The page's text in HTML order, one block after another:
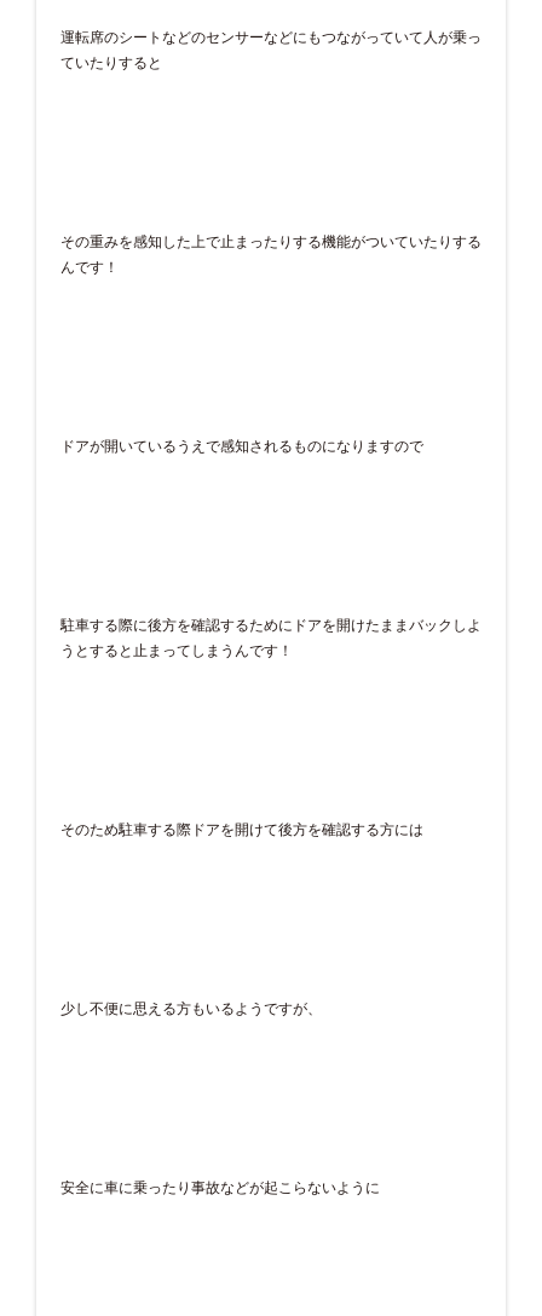
運転席のシートなどのセンサーなどにもつながっていて人が乗っ
ていたりすると
その重みを感知した上で止まったりする機能がついていたりする
んです！
ドアが開いているうえで感知されるものになりますので
駐車する際に後方を確認するためにドアを開けたままバックしよ
うとすると止まってしまうんです！
そのため駐車する際ドアを開けて後方を確認する方には
少し不便に思える方もいるようですが、
安全に車に乗ったり事故などが起こらないように